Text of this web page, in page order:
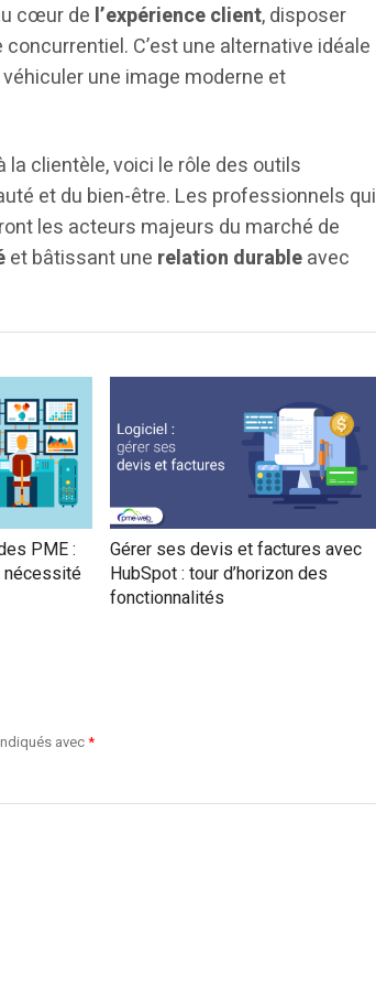
cœur de l’expérience client, disposer
C’est une alternative idéale
une image moderne et
clientèle, voici le rôle des outils
et du bien-être. Les professionnels qui
les acteurs majeurs du marché de
et bâtissant une relation durableavec
PME :
Gérer ses devis et factures avec
HubSpot : tour d’horizon des
fonctionnalités
avec*